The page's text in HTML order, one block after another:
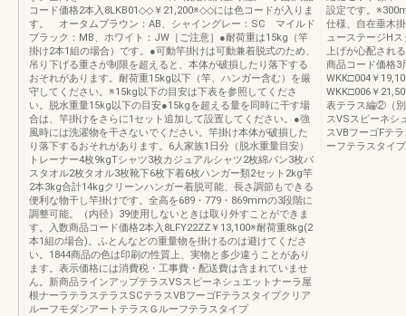
コード価格2本入8LKB01◇◇￥21,200※◇◇には色コードが入りま
す。 オータムブラウン：AB、シャイングレー：SC マイルド
ブラック：MB、ホワイト：JW［ご注意］●耐荷重は15kg（竿
掛け2本1組の場合）です。●可動竿掛けは可動兼着脱式のため、
吊り下げる重さが制限を超えると、本体が破損したり落下する
おそれがあります。耐荷重15kg以下（竿、ハンガー含む）を厳
守してください。※15kg以下の目安は下表を参照してくださ
い。脱水重量15kg以下の目安●15kgを超える量を同時に干す場
合は、竿掛けをさらに1セット追加して設置してください。●強
風時には洗濯物を干さないでください。竿掛け本体が破損した
り落下するおそれがあります。6人家族1日分（脱水重量目安）
トレーナー4枚9kgTシャツ3枚カジュアルシャツ2枚綿パン3枚バ
スタオル2枚タオル3枚靴下6枚下着6枚ハンガー類2セット2kg竿
2本3kg合計14kgクリーンハンガー着脱可能、長さ調節もできる
便利な物干し竿掛けです。全高を689・779・869mmの3段階に
調整可能。（内径）39使用しないときは取り外すことができま
す。入数商品コード価格2本入8LFY22ZZ￥13,100※耐荷重8kg(2
本1組の場合)。ふとんなどの重量物を掛けるのは避けてくださ
い。1844商品の色は印刷の性質上、実物と多少違うことがあり
ます。表示価格には消費税・工事費・配送費は含まれていませ
ん。新商品ラインアップテラスVSスピーネシュエットナーラ屋
根ナーラテラステラスSCテラスVBフーゴFテラスタイプクリア
ルーフモダンアートテラスＧルーフテラスタイプ
設定です。
仕様、自在垂木
ューステージH
上げが心配され
商品コード価格3
WKK□004￥
WKK□006￥
表テラス編②（
スVSスピーネシ
スVBフーゴFテ
ーフテラスタイプ